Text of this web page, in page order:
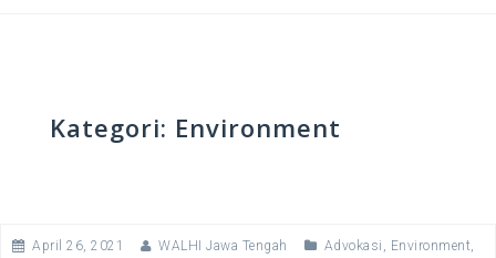
Kategori: Environment
April 26, 2021 WALHI Jawa Tengah Advokasi , Environment,